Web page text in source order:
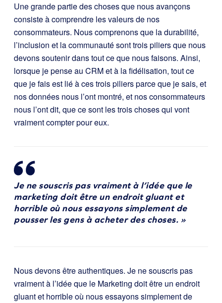
Une grande partie des choses que nous avançons
consiste à comprendre les valeurs de nos
consommateurs. Nous comprenons que la durabilité,
l’inclusion et la communauté sont trois piliers que nous
devons soutenir dans tout ce que nous faisons. Ainsi,
lorsque je pense au CRM et à la fidélisation, tout ce
que je fais est lié à ces trois piliers parce que je sais, et
nos données nous l’ont montré, et nos consommateurs
nous l’ont dit, que ce sont les trois choses qui vont
vraiment compter pour eux.
Je ne souscris pas vraiment à l’idée que le
marketing doit être un endroit gluant et
horrible où nous essayons simplement de
pousser les gens à acheter des choses. »
Nous devons être authentiques. Je ne souscris pas
vraiment à l’idée que le Marketing doit être un endroit
gluant et horrible où nous essayons simplement de